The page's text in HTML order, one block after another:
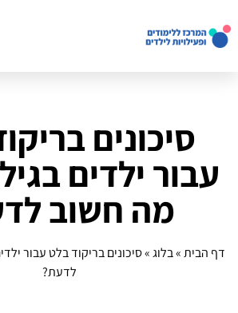
סיכונים
מה חשוב
דף הבית»בלוג»
לדעת?